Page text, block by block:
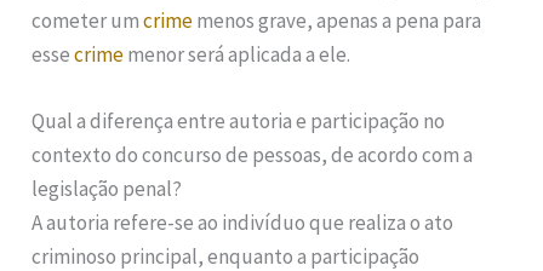
cometer umcrimemenos grave, apenas a pena para
essecrimemenor será aplicada a ele.
Qual a diferença entre autoria e participação no
contexto do concurso de pessoas, de acordo com a
legislação penal?
A autoria refere-se ao indivíduo que realiza o ato
criminoso principal, enquanto a participação